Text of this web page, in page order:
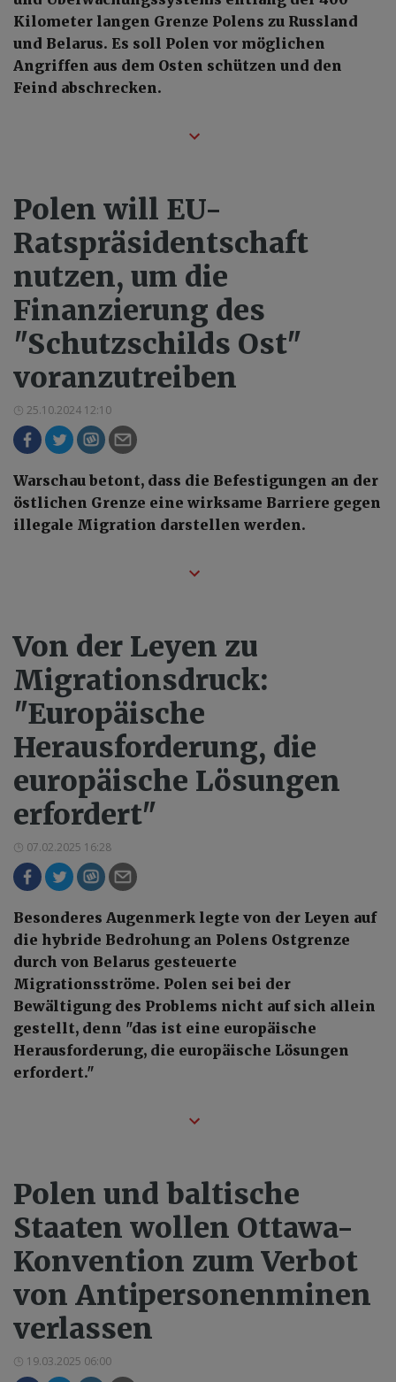
Kilometer langen Grenze Polens zu Russland
und Belarus. Es soll Polen vor möglichen
Angriffen aus dem Osten schützen und den
Feind abschrecken.
Polen will EU-
Ratspräsidentschaft
nutzen, um die
Finanzierung des
"Schutzschilds Ost"
voranzutreiben
25.10.2024 12:10
Warschau betont, dass die Befestigungen an der
östlichen Grenze eine wirksame Barriere gegen
illegale Migration darstellen werden.
Von der Leyen zu
Migrationsdruck:
"Europäische
Herausforderung, die
europäische Lösungen
erfordert"
07.02.2025 16:28
Besonderes Augenmerk legte von der Leyen auf
die hybride Bedrohung an Polens Ostgrenze
durch von Belarus gesteuerte
Migrationsströme. Polen sei bei der
Bewältigung des Problems nicht auf sich allein
gestellt, denn "das ist eine europäische
Herausforderung, die europäische Lösungen
erfordert."
Polen und baltische
Staaten wollen Ottawa-
Konvention zum Verbot
von Antipersonenminen
verlassen
19.03.2025 06:00